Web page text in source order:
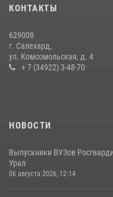
14 июля 2026, 06:53
КОНТАКТЫ
629008
г. Салехард,
ул. Комсомольская, д. 4
+ 7 (34922) 3-48-70
НОВОСТИ
Выпускники ВУЗов
Урал
06 августа 2026, 12:14